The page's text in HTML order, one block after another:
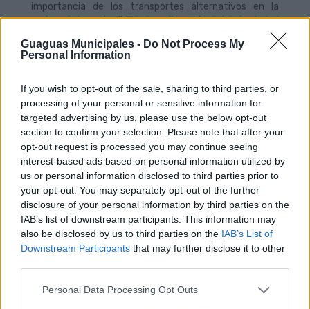
Guaguas Municipales - Do Not Process My
Personal Information
If you wish to opt-out of the sale, sharing to third parties, or
processing of your personal or sensitive information for
targeted advertising by us, please use the below opt-out
section to confirm your selection. Please note that after your
opt-out request is processed you may continue seeing
interest-based ads based on personal information utilized by
us or personal information disclosed to third parties prior to
your opt-out. You may separately opt-out of the further
disclosure of your personal information by third parties on the
IAB’s list of downstream participants. This information may
also be disclosed by us to third parties on the IAB’s List of
Downstream Participants that may further disclose it to other
Personal Data Processing Opt Outs
importancia de los transportes alternativos en la
mejora de la sostenibilidad medioambiental de la ciudad
y que esto quede de alguna manera plasmado en las
creaciones de los escolares.
que serán expuestos en la cuenta de Instagram de
Guaguas Municipales, GuaguasLPA, con el hashtag
#guaguartistas. Además, los dibujos finalistas serán
expuestos en la sede de la empresa municipal. En este
lugar, el jurado, compuesto por representantes de
Guaguas Municipales y profesionales independientes
relacionados con el diseño, elegirá los dibujos finalistas,
que recibirán un certificado y quedarán expuestos,
también, en la página web de Guaguas Municipales. Los
finalistas se llevarán como premio un Bono Estudiante
sin contacto para todo el curso escolar 2017-2018.
Además, los dibujos finalistas serás rotulados en uno de
los vehículos de Guaguas Municipales durante, al